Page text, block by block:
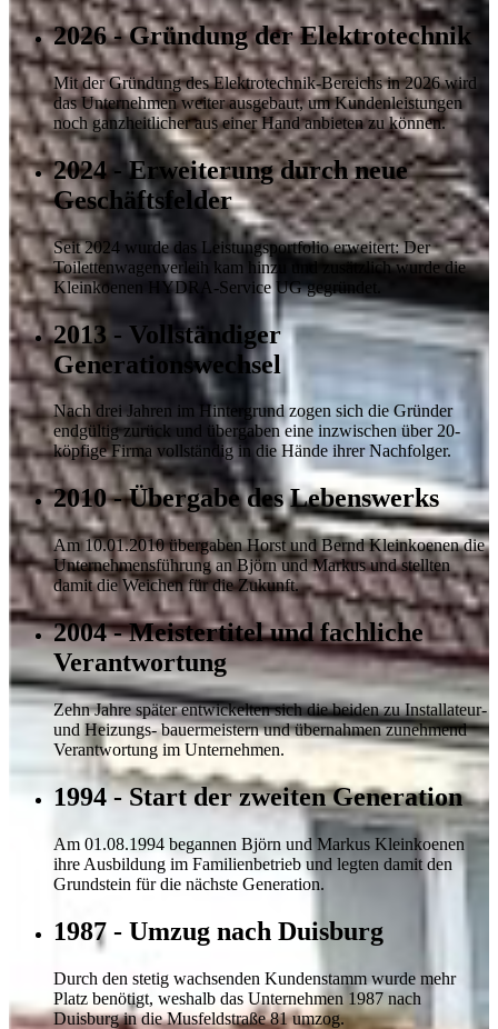
2026 - Gründung der Elektrotechnik
Mit der Gründung des Elektrotechnik-Bereichs in 2026 wird
das Unternehmen weiter ausgebaut, um Kundenleistungen
noch ganzheitlicher aus einer Hand anbieten zu können.
2024 - Erweiterung durch neue
Geschäftsfelder
Seit 2024 wurde das Leistungsportfolio erweitert: Der
Toilettenwagenverleih kam hinzu und zusätzlich wurde die
Kleinkoenen HYDRA-Service UG gegründet.
2013 - Vollständiger
Generationswechsel
Nach drei Jahren im Hintergrund zogen sich die Gründer
endgültig zurück und übergaben eine inzwischen über 20-
köpfige Firma vollständig in die Hände ihrer Nachfolger.
2010 - Übergabe des Lebenswerks
Am 10.01.2010 übergaben Horst und Bernd Kleinkoenen die
Unternehmensführung an Björn und Markus und stellten
damit die Weichen für die Zukunft.
2004 - Meistertitel und fachliche
Verantwortung
Zehn Jahre später entwickelten sich die beiden zu Installateur-
und Heizungs- bauermeistern und übernahmen zunehmend
Verantwortung im Unternehmen.
1994 - Start der zweiten Generation
Am 01.08.1994 begannen Björn und Markus Kleinkoenen
ihre Ausbildung im Familienbetrieb und legten damit den
Grundstein für die nächste Generation.
1987 - Umzug nach Duisburg
Durch den stetig wachsenden Kundenstamm wurde mehr
Platz benötigt, weshalb das Unternehmen 1987 nach
Duisburg in die Musfeldstraße 81 umzog.